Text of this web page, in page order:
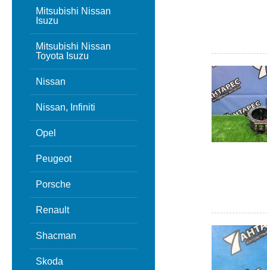
Mitsubishi Nissan
Isuzu
Mitsubishi Nissan
Toyota Isuzu
Nissan
Nissan, Infiniti
Opel
Peugeot
Porsche
Renault
Shacman
Skoda